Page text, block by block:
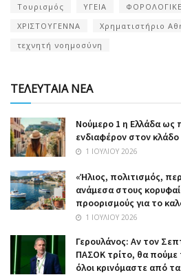
Τουρισμός
ΥΓΕΙΑ
ΧΡΙΣΤΟΥΓΕΝΝΑ
Χρηματιστήριο
τεχνητή νοημοσύνη
ΤΕΛΕΥΤΑΙΑ ΝΕΑ
Nούμερο 1 η Ελλάδα ως
ενδιαφέρον στον κλάδο
1 ΙΟΥΛΊΟΥ 2026
«Ήλιος, πολιτισμός,
ανάμεσα στους
προορισμούς για το
1 ΙΟΥΛΊΟΥ 2026
Γερουλάνος: Αν τον
ΠΑΣΟΚ τρίτο, θα
όλοι κρινόμαστε από